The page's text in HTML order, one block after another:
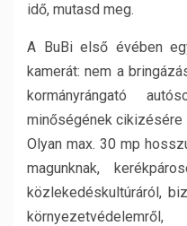
idő, mutasd meg.
A BuBi első évében
kamerát: nem a
kormányrángató
minőségének cikizésére
Olyan max. 30 mp
magunknak,
közlekedéskultúráról,